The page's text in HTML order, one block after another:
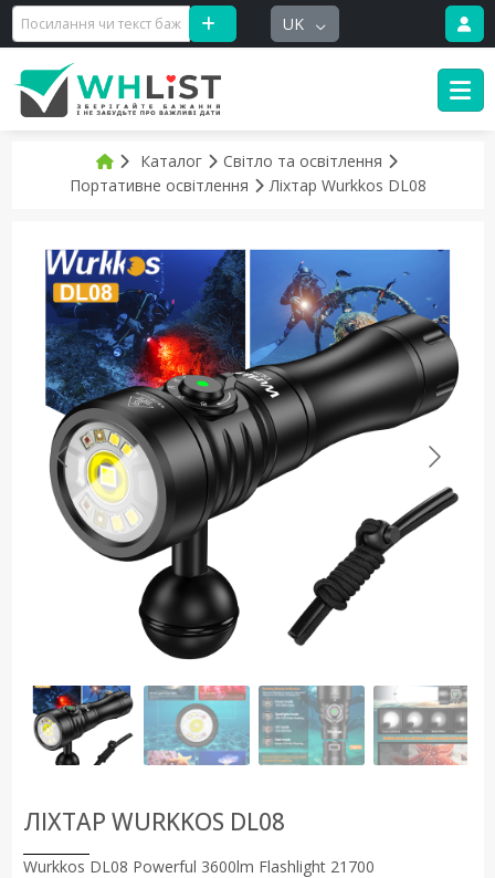
UK
Каталог
Світло та освітлення
Портативне освітлення
Ліхтар Wurkkos DL08
ЛІХТАР WURKKOS DL08
Wurkkos DL08 Powerful 3600lm Flashlight 21700